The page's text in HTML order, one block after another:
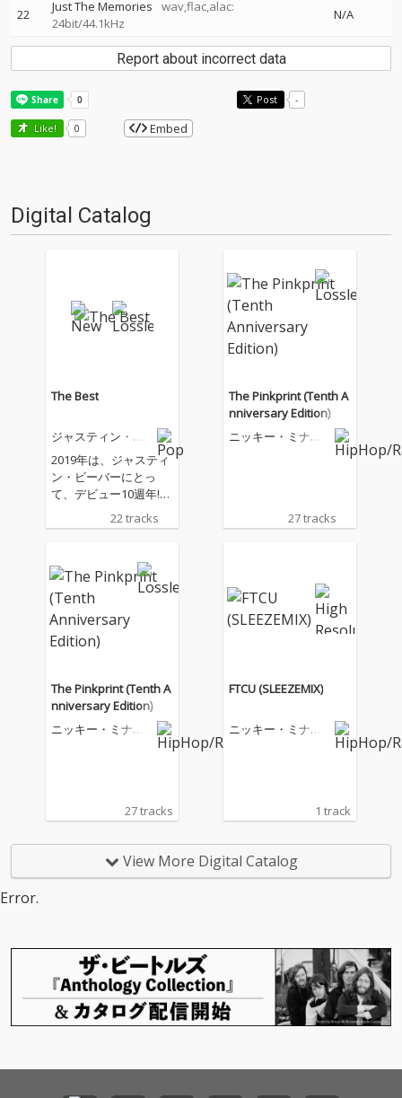
22 Just The Memories
wav,flac,alac:
24bit/44.1kHz
N/A
Report about incorrect data
Post -
Like! 0 Embed
Digital Catalog
The Best
ジャスティン・ビ
2019年は、ジャスティ
ン・ビーバーにとっ
て、デビュー10週年!こ
れまでのジャスティン
のキャリアを総括し
てはマストバイアイテ
ムとなる日本独自企画
初のベスト盤!
22 tracks
The Pinkprint (Tenth A
nniversary Edition)
ニッキー・ミナー
27 tracks
The Pinkprint (Tenth A
nniversary Edition)
ニッキー・ミナー
27 tracks
FTCU (SLEEZEMIX)
ニッキー・ミナー
1 track
View More Digital Catalog
Error.